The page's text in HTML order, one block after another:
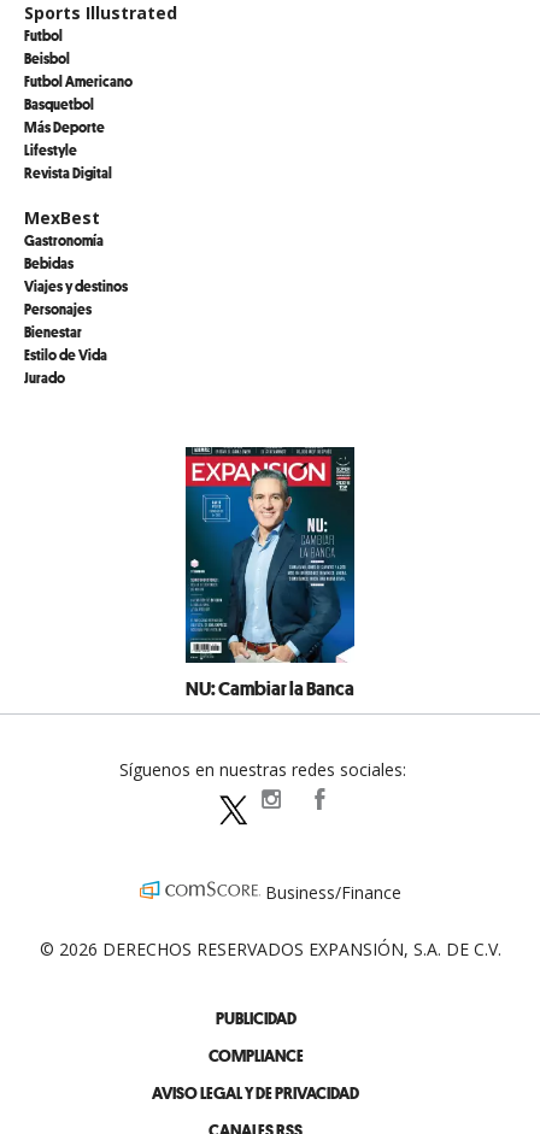
Sports Illustrated
Futbol
Beisbol
Futbol Americano
Basquetbol
Más Deporte
Lifestyle
Revista Digital
MexBest
Gastronomía
Bebidas
Viajes y destinos
Personajes
Bienestar
Estilo de Vida
Jurado
NU: Cambiar la Banca
PUBLICIDAD
COMPLIANCE
AVISO LEGAL Y DE PRIVACIDAD
Síguenos en nuestras redes sociales:
expansionpolitica
Business/Finance
© 2026 DERECHOS RESERVADOS EXPANSIÓN, S.A. DE C.V.